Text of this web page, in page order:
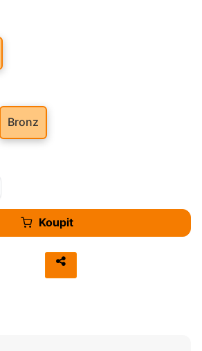
Bronz
Koupit